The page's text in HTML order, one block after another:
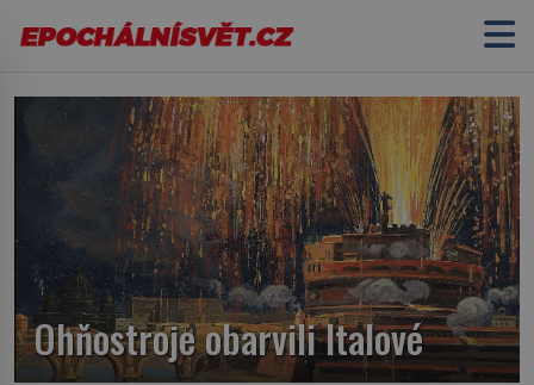
Ohňostroje obarvili Italové